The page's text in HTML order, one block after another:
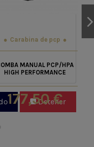
Detener
Carabina de pcp
MANUAL PCP/HPA
HIGH PERFORMANCE
177,50 €